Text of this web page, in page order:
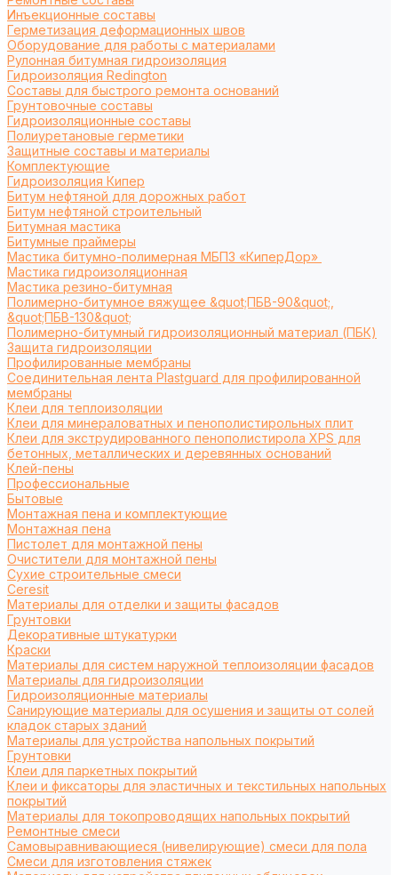
Инъекционные составы
Герметизация деформационных швов
Оборудование для работы с материалами
Рулонная битумная гидроизоляция
Гидроизоляция Redington
Составы для быстрого ремонта оснований
Грунтовочные составы
Гидроизоляционные составы
Полиуретановые герметики
Защитные составы и материалы
Комплектующие
Гидроизоляция Кипер
Битум нефтяной для дорожных работ
Битум нефтяной строительный
Битумная мастика
Битумные праймеры
Мастика битумно-полимерная МБПЗ «КиперДор»
Мастика гидроизоляционная
Мастика резино-битумная
Полимерно-битумное вяжущее &quot;ПБВ-90&quot;,
&quot;ПБВ-130&quot;
Полимерно-битумный гидроизоляционный материал (ПБК)
Защита гидроизоляции
Профилированные мембраны
Соединительная лента Plastguard для профилированной
мембраны
Клеи для теплоизоляции
Клеи для минераловатных и пенополистирольных плит
Клеи для экструдированного пенополистирола XPS для
бетонных, металлических и деревянных оснований
Клей-пены
Профессиональные
Бытовые
Монтажная пена и комплектующие
Монтажная пена
Пистолет для монтажной пены
Очистители для монтажной пены
Сухие строительные смеси
Ceresit
Материалы для отделки и защиты фасадов
Грунтовки
Декоративные штукатурки
Краски
Материалы для систем наружной теплоизоляции фасадов
Материалы для гидроизоляции
Гидроизоляционные материалы
Санирующие материалы для осушения и защиты от солей
кладок старых зданий
Материалы для устройства напольных покрытий
Грунтовки
Клеи для паркетных покрытий
Клеи и фиксаторы для эластичных и текстильных напольных
покрытий
Материалы для токопроводящих напольных покрытий
Ремонтные смеси
Самовыравнивающиеся (нивелирующие) смеси для пола
Смеси для изготовления стяжек